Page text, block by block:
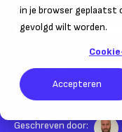
in je browser geplaatst
gevolgd wilt worden.
Accepteren
Gebruik een
optimaal de
13 augustus 2024–
Laatst bijgewerkt:
13
Geschreven door: